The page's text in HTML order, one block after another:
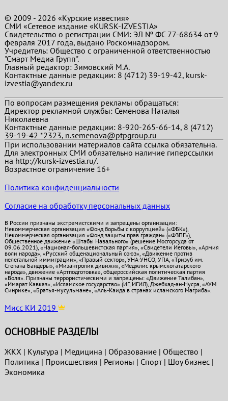
© 2009 - 2026 «Курские известия»
СМИ «Сетевое издание «KURSK-IZVESTIA»
Свидетельство о регистрации СМИ: ЭЛ № ФС 77-68634 от 9
февраля 2017 года, выдано Роскомнадзором.
Учредитель: Общество с ограниченной ответственностью
"Смарт Медиа Групп".
Главный редактор:Зимовский М.А.
Контактные данные редакции: 8 (4712) 39-19-42, kursk-
izvestia@yandex.ru
По вопросам размещения рекламы обращаться:
Директор рекламной службы: Семенова Наталья
Николаевна
Контактные данные редакции: 8-920-265-66-14, 8 (4712)
39-19-42 *2323, n.semenova@ptpgroup.ru
При использовании материалов сайта ссылка обязательна.
Для электронных СМИ обязательно наличие гиперссылки
на http://kursk-izvestia.ru/.
Возрастное ограничение 16+
Политика конфиденциальности
Согласие на обработку персональных данных
В России признаны экстремистскими и запрещены организации:
Некоммерческая организация «Фонд борьбы с коррупцией» («ФБК»),
Некоммерческая организация «Фонд защиты прав граждан» («ФЗПГ»),
Общественное движение «Штабы Навального» (решение Мосгорсуда от
09.06.2021), «Национал-большевистская партия», «Свидетели Иеговы», «Армия
воли народа», «Русский общенациональный союз», «Движение против
нелегальной иммиграции», «Правый сектор», УНА-УНСО, УПА, «Тризуб им.
Степана Бандеры», «Мизантропик дивижн», «Меджлис крымскотатарского
народа», движение «Артподготовка», общероссийская политическая партия
«Воля». Признаны террористическими и запрещены: «Движение Талибан»,
«Имарат Кавказ», «Исламское государство» (ИГ, ИГИЛ), Джебхад-ан-Нусра, «АУМ
Синрике», «Братья-мусульмане», «Аль-Каида в странах исламского Магриба».
Мисс КИ 2019
ОСНОВНЫЕ РАЗДЕЛЫ
ЖКХ| Культура | Медицина | Образование| Общество |
Политика | Проиcшествия | Регионы | Спорт| Шоу бизнес|
Экономика